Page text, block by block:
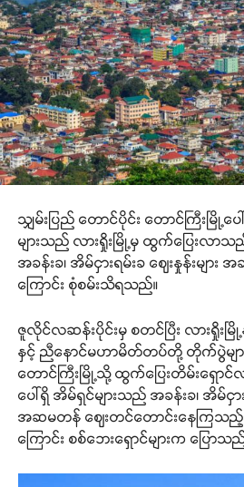
သျှမ်းပြည် တောင်ပိုင်း တောင်ကြီးမြို့
များသည် လားရှိုးမြို့မှ ထွက်ပြေးလာ‌သ
အခန်းခ၊ အိမ်ငှားရမ်းခ ဈေးနှုန်းမျာ
ကြောင်း စုံစမ်းသိရသည်။
ဇူလိုင်လဆန်းပိုင်းမှ စတင်ပြီး လားရှိုး
နှင့် ညီနောင်မဟာမိတ်တပ်တို့ တိုက်ပွဲများ
တောင်ကြီးမြို့သို့ ထွက်ပြေးတိမ်းရှောင်လ
ပေါ်ရှိ အိမ်ရှင်များသည် အခန်းခ၊ အိမ်ငှား
အဆမတန်‌ ဈေးတင်တောင်းနေကြ
ကြောင်း စစ်ဘေးရှောင်များက ပြောသ